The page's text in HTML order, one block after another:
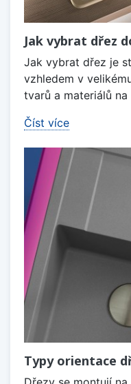
Jak vybrat dřez
Jak vybrat dřez je
vzhledem v
tvarů a materiálů na
Číst více
Typy orientace